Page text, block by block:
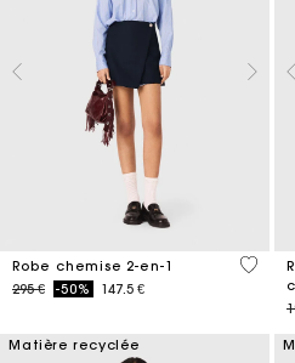
Robe chemise 2-en-1
Price reduced from
295 €to-50% 147.5 €
5 out
Matière recyclée